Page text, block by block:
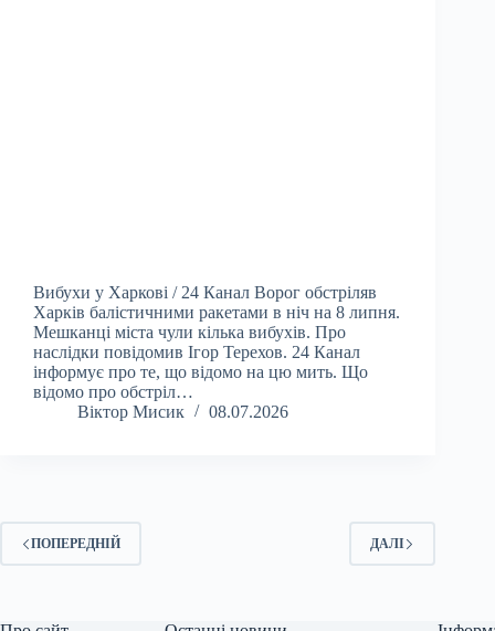
Вибухи у Харкові / 24 Канал Ворог обстріляв
Харків балістичними ракетами в ніч на 8 липня.
Мешканці міста чули кілька вибухів. Про
наслідки повідомив Ігор Терехов. 24 Канал
інформує про те, що відомо на цю мить. Що
відомо про обстріл…
Віктор Мисик
08.07.2026
ПОПЕРЕДНІЙ ДАЛІ